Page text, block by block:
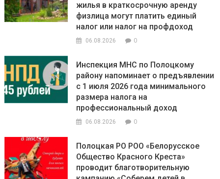
жилья в краткосрочную аренду
физлица могут платить единый
налог или налог на профдоход
06.08.2026 0
Инспекция МНС по Полоцкому
району напоминает о предъявлении
с 1 июля 2026 года минимального
размера налога на
профессиональный доход
06.08.2026 0
Полоцкая РО РОО «Белорусское
Общество Красного Креста»
проводит благотворительную